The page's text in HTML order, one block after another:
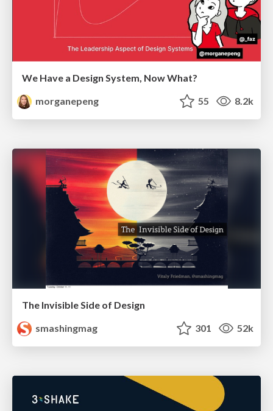
We Have a Design System, Now What?
morganepeng
55 8.2k
The Invisible Side of Design
smashingmag
301 52k